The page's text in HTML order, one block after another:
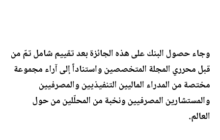
وجاء حصول البنك على هذه الجائزة بعد تقييم شامل تمّ من
قبل محرري المجلة المتخصصين واستناداً إلى آراء مجموعة
مختصة من المدراء الماليين التنفيذيين والمصرفيين
والمستشارين المصرفيين ونخبة من المحلّلين من حول
العالم.